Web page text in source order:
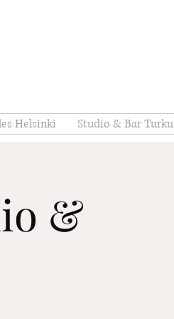
Helsinki Studio & Bar Turku
&